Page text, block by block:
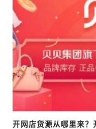
开网店货源从哪里来？